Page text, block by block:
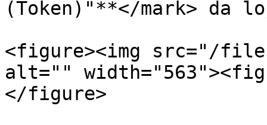
(Token)"**</mark> da
<figure><img src="/files/
alt=""
</figure>